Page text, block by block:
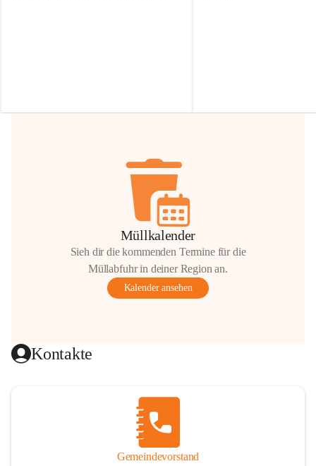
Hilfsbereitschaft!
Müllkalender
Sieh dir die kommenden Termine für die
Müllabfuhr in deiner Region an.
Kalender ansehen
Kontakte
Gemeindevorstand